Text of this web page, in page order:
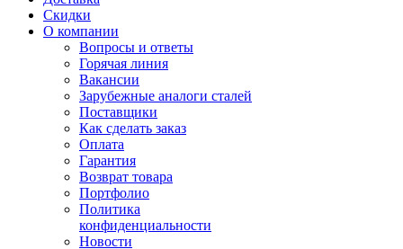
Скидки
О компании
Вопросы и ответы
Горячая линия
Вакансии
Зарубежные аналоги сталей
Поставщики
Как сделать заказ
Оплата
Гарантия
Возврат товара
Портфолио
Политика
конфиденциальности
Новости